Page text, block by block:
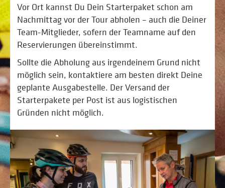
Vor Ort kannst Du Dein Starterpaket schon am
Nachmittag vor der Tour abholen – auch die Deiner
Team-Mitglieder, sofern der Teamname auf den
Reservierungen übereinstimmt.
Sollte die Abholung aus irgendeinem Grund nicht
möglich sein, kontaktiere am besten direkt Deine
geplante Ausgabestelle. Der Versand der
Starterpakete per Post ist aus logistischen
Gründen nicht möglich.